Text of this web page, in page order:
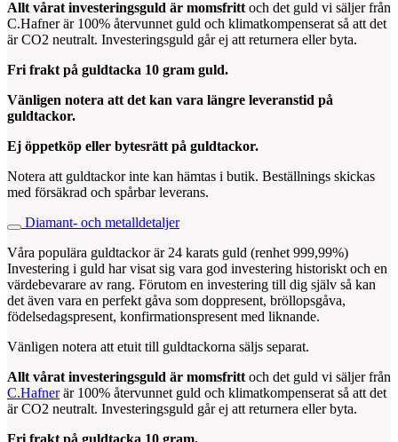
Allt vårat investeringsguld är momsfritt och det guld vi säljer från
C.Hafner är 100% återvunnet guld och klimatkompenserat så att det
är CO2 neutralt. Investeringsguld går ej att returnera eller byta.
Fri frakt på guldtacka 10 gram guld.
Vänligen notera att det kan vara längre leveranstid på
guldtackor.
Ej öppetköp eller bytesrätt på guldtackor.
Notera att guldtackor inte kan hämtas i butik. Beställnings skickas
med försäkrad och spårbar leverans.
Diamant- och metalldetaljer
Våra populära guldtackor är 24 karats guld (renhet 999,99%)
Investering i guld har visat sig vara god investering historiskt och en
värdebevarare av rang. Förutom en investering till dig själv så kan
det även vara en perfekt gåva som doppresent, bröllopsgåva,
födelsedagspresent, konfirmationspresent med liknande.
Vänligen notera att etuit till guldtackorna säljs separat.
Allt vårat investeringsguld är momsfritt och det guld vi säljer från
C.Hafnerär 100% återvunnet guld och klimatkompenserat så att det
är CO2 neutralt. Investeringsguld går ej att returnera eller byta.
Fri frakt på guldtacka 10 gram.